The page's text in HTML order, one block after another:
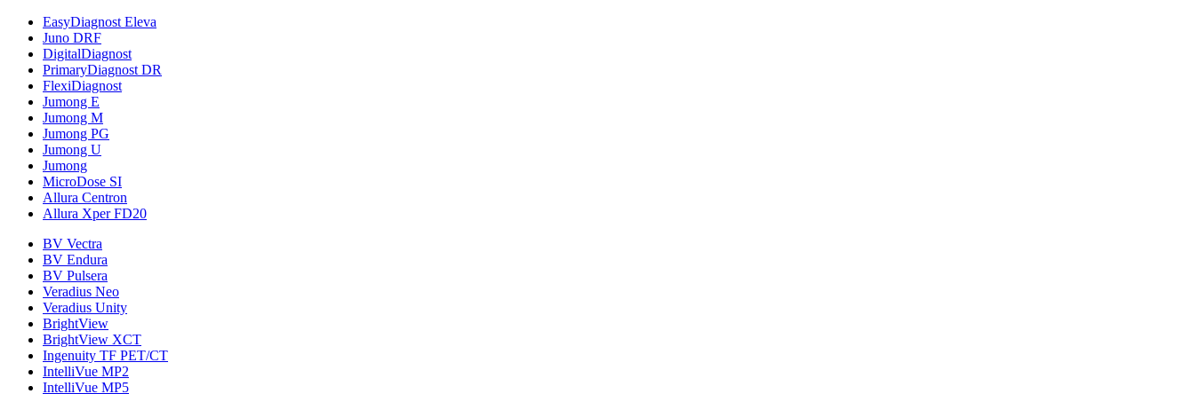
EasyDiagnost Eleva
Juno DRF
DigitalDiagnost
PrimaryDiagnost DR
FlexiDiagnost
Jumong E
Jumong M
Jumong PG
Jumong U
Jumong
MicroDose SI
Allura Centron
Allura Xper FD20
BV Vectra
BV Endura
BV Pulsera
Veradius Neo
Veradius Unity
BrightView
BrightView XCT
Ingenuity TF PET/CT
IntelliVue MP2
IntelliVue MP5